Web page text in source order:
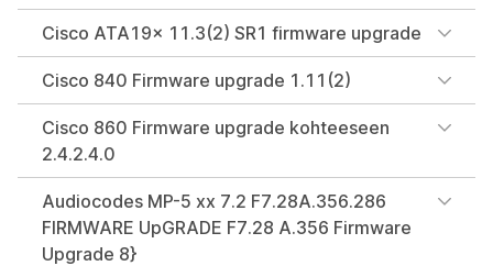
Cisco ATA19x 11.3(2) SR1 firmware upgrade
Cisco 840 Firmware upgrade 1.11(2)
Cisco 860 Firmware upgrade kohteeseen
2.4.2.4.0
Audiocodes MP-5 xx 7.2 F7.28A.356.286
FIRMWARE UpGRADE F7.28 A.356 Firmware
Upgrade 8}